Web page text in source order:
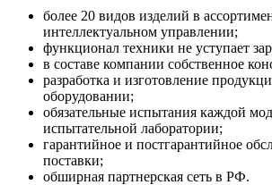
более 20 видов изделий в
интеллектуальном управлении;
функционал техники не уступает
в составе компании собственное
разработка и изготовление
оборудовании;
обязательные испытания каждой
испытательной лаборатории;
гарантийное и постгарантийное
поставки;
обширная партнерская сеть в РФ.